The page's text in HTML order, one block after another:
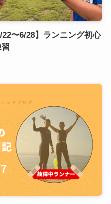
22〜6/28】ランニング初心